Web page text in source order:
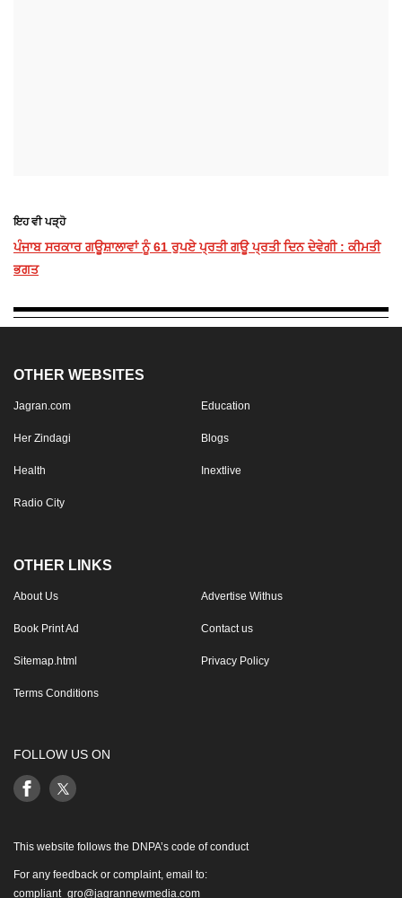
ਇਹ ਵੀ ਪੜ੍ਹੋ
ਪੰਜਾਬ ਸਰਕਾਰ ਗਊਸ਼ਾਲਾਵਾਂ ਨੂੰ 61 ਰੁਪਏ ਪ੍ਰਤੀ ਗਊ ਪ੍ਰਤੀ ਦਿਨ ਦੇਵੇਗੀ : ਕੀਮਤੀ
ਭਗਤ
OTHER WEBSITES
Jagran.com Education
Her Zindagi Blogs
Health Inextlive
Radio City
OTHER LINKS
About Us Advertise Withus
Book Print Ad Contact us
Sitemap.html Privacy Policy
Terms Conditions
FOLLOW US ON
This website follows the DNPA’s code of conduct
For any feedback or complaint, email to:
compliant_gro@jagrannewmedia.com